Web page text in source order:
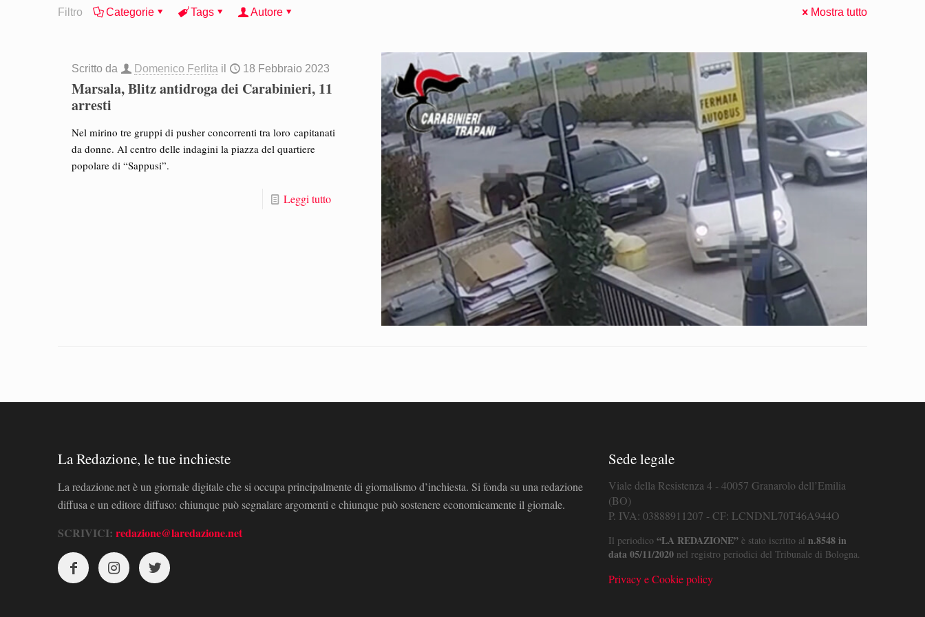
Filtro Categorie Tags Autore Mostra tutto
Scritto da Domenico Ferlita il 18 Febbraio 2023
Marsala, Blitz antidroga dei Carabinieri, 11
arresti
Nel mirino tre gruppi di pusher concorrenti tra loro capitanati
da donne. Al centro delle indagini la piazza del quartiere
popolare di “Sappusi”.
Leggi tutto
La Redazione, le tue inchieste
La redazione.net è un giornale digitale che si occupa principalmente di giornalismo d’inchiesta. Si fonda su una redazione
diffusa e un editore diffuso: chiunque può segnalare argomenti e chiunque può sostenere economicamente il giornale.
SCRIVICI: redazione@laredazione.net
Sede legale
Viale della Resistenza 4 - 40057 Granarolo dell’Emilia
(BO)
P. IVA: 03888911207 - CF: LCNDNL70T46A944O
Il periodico “LA REDAZIONE”è stato iscritto al n.8548 in
data 05/11/2020nel registro periodici del Tribunale di Bologna.
Privacy e Cookie policy